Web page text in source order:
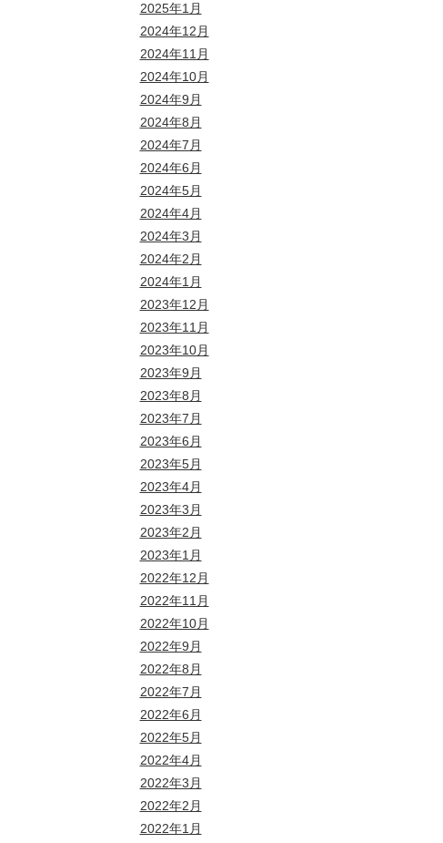
2025年1月
2024年12月
2024年11月
2024年10月
2024年9月
2024年8月
2024年7月
2024年6月
2024年5月
2024年4月
2024年3月
2024年2月
2024年1月
2023年12月
2023年11月
2023年10月
2023年9月
2023年8月
2023年7月
2023年6月
2023年5月
2023年4月
2023年3月
2023年2月
2023年1月
2022年12月
2022年11月
2022年10月
2022年9月
2022年8月
2022年7月
2022年6月
2022年5月
2022年4月
2022年3月
2022年2月
2022年1月